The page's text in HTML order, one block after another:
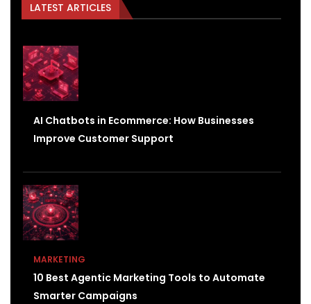
LATEST ARTICLES
AI Chatbots in Ecommerce: How Businesses
Improve Customer Support
MARKETING
10 Best Agentic Marketing Tools to Automate
Smarter Campaigns